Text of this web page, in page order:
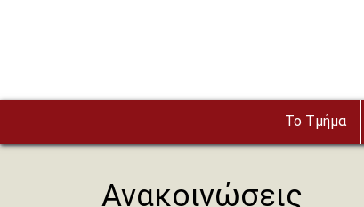
To Τμήμα
Ανακοινώσεις